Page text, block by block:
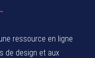
ressource en ligne
de design et aux